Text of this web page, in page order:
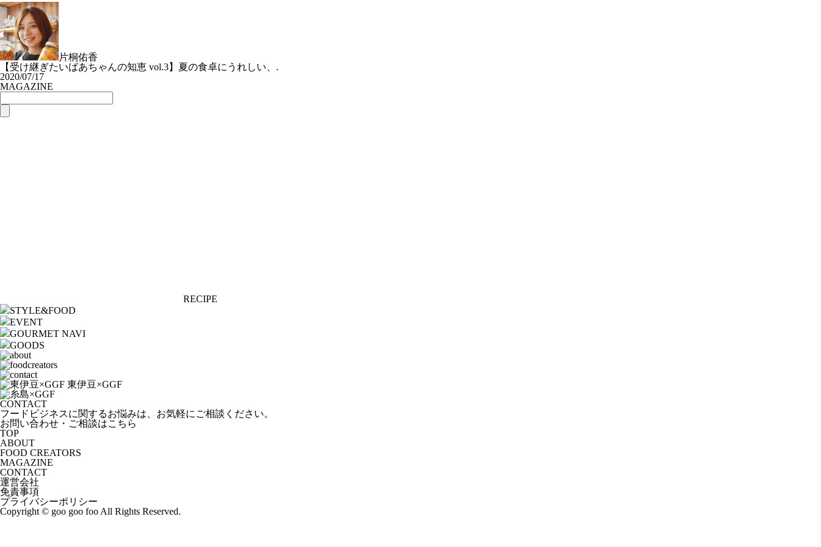
片桐佑香
【受け継ぎたいばあちゃんの知恵 vol.3】夏の食卓にうれしい、.
2020/07/17
MAGAZINE
RECIPE
STYLE&FOOD
EVENT
GOURMET NAVI
GOODS
CONTACT
フードビジネスに関するお悩みは、お気軽にご相談ください。
お問い合わせ・ご相談はこちら
TOP
ABOUT
FOOD CREATORS
MAGAZINE
CONTACT
運営会社
免責事項
プライバシーポリシー
Copyright © goo goo foo All Rights Reserved.